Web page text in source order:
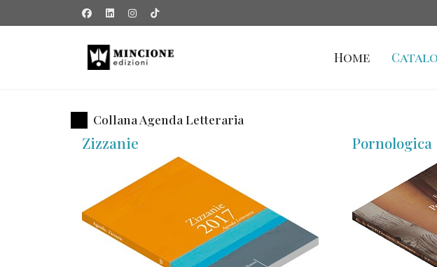
Home
Collana Agenda Letteraria
Zizzanie Pornologica